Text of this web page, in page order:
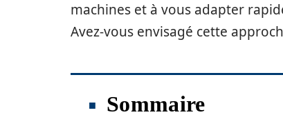
machines et à vous adapter
Avez-vous envisagé cette
Sommaire